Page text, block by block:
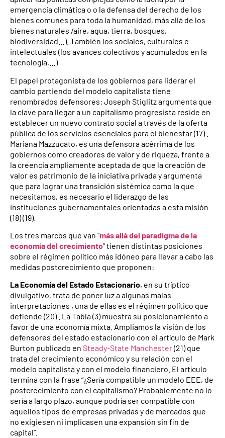
emergencia climática o o la defensa del derecho de los
bienes comunes para toda la humanidad, más allá de los
bienes naturales /aire, agua, tierra, bosques,
biodiversidad…). También los sociales, culturales e
intelectuales (los avances colectivos y acumulados en la
tecnología,…)
El papel protagonista de los gobiernos para liderar el
cambio partiendo del modelo capitalista tiene
renombrados defensores: Joseph Stiglitz argumenta que
la clave para llegar a un capitalismo progresista reside en
establecer un nuevo contrato social a través de la oferta
pública de los servicios esenciales para el bienestar (17) .
Mariana Mazzucato, es una defensora acérrima de los
gobiernos como creadores de valor y de riqueza, frente a
la creencia ampliamente aceptada de que la creación de
valor es patrimonio de la iniciativa privada y argumenta
que para lograr una transición sistémica como la que
necesitamos, es necesario el liderazgo de las
instituciones gubernamentales orientadas a esta misión
(18) (19).
Los tres marcos que van “más allá del paradigma de la
economía del crecimiento” tienen distintas posiciones
sobre el régimen político más idóneo para llevar a cabo las
medidas postcrecimiento que proponen:
La Economía del Estado Estacionario, en su tríptico
divulgativo, trata de poner luz a algunas malas
interpretaciones , una de ellas es el régimen político que
defiende (20) . La Tabla (3) muestra su posicionamiento a
favor de una economía mixta. Ampliamos la visión de los
defensores del estado estacionario con el artículo de Mark
Burton publicado en Steady-State Manchester(21) que
trata del crecimiento económico y su relación con el
modelo capitalista y con el modelo financiero. El artículo
termina con la frase “¿Sería compatible un modelo EEE, de
postcrecimiento con el capitalismo? Probablemente no lo
sería a largo plazo, aunque podría ser compatible con
aquellos tipos de empresas privadas y de mercados que
no exigiesen ni implicasen una expansión sin fin de
capital”.